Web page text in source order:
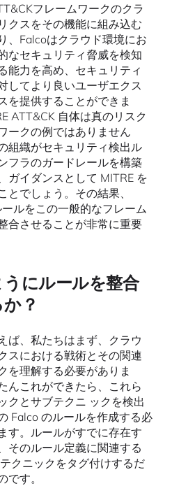
フレームワークのクラ
クスをその機能に組み込む
、Falcoはクラウド環境にお
なセキュリティ脅威を検知
能力を高め、セキュリティ
してより良いユーザエクス
を提供することができま
ATT&CK 自体は真のリスク
ークの例ではありません
組織がセキュリティ検出ル
フラのガードレールを構築
ガイダンスとして MITRE を
とでしょう。その結果、
ルをこの一般的なフレーム
合させることが非常に重要
にルールを整合
？
ば、私たちはまず、クラウ
スにおける戦術とその関連
を理解する必要がありま
んこれができたら、これら
クとサブテクニ ックを検出
Falco のルールを作成する必
す。ルールがすでに存在す
そのルール定義に関連する
クニックをタグ付けするだ
です。